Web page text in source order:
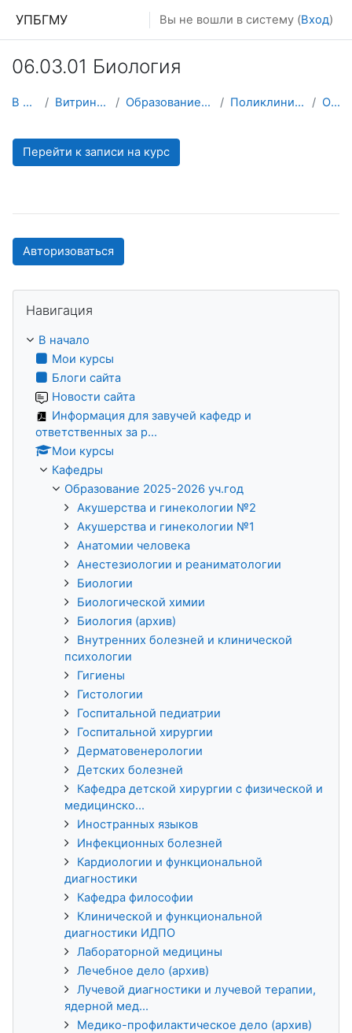
УПБГМУ Вы не вошли в систему (Вход)
06.03.01 Биология
В начало Витрина курсов 3KL Образование 2025-2026 уч.год Поликлинической терапии О курсе
Перейти к записи на курс
Авторизоваться
Навигация
В начало
Мои курсы
Блоги сайта
Новости сайта
Информация для завучей кафедр и
ответственных за р...
Мои курсы
Кафедры
Образование 2025-2026 уч.год
Акушерства и гинекологии №2
Акушерства и гинекологии №1
Анатомии человека
Анестезиологии и реаниматологии
Биологии
Биологической химии
Биология (архив)
Внутренних болезней и клинической
психологии
Гигиены
Гистологии
Госпитальной педиатрии
Госпитальной хирургии
Дерматовенерологии
Детских болезней
Кафедра детской хирургии с физической и
медицинско...
Иностранных языков
Инфекционных болезней
Кардиологии и функциональной
диагностики
Кафедра философии
Клинической и функциональной
диагностики ИДПО
Лабораторной медицины
Лечебное дело (архив)
Лучевой диагностики и лучевой терапии,
ядерной мед...
Медико-профилактическое дело (архив)